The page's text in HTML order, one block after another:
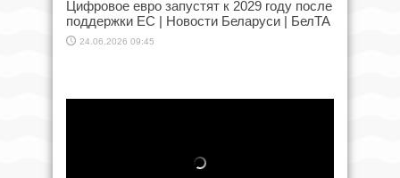
Цифровое евро запустят к 2029 году после
поддержки ЕС | Новости Беларуси | БелТА
24.06.2026 09:45